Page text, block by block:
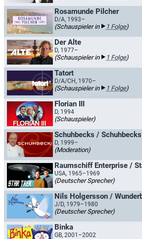
Rosamunde Pilcher
D/A, 1993–
(Schauspieler in 1 Folge)
Der Alte
D, 1977–
(Schauspieler in 1 Folge)
Tatort
D/A/CH, 1970–
(Schauspieler in 1 Folge)
Florian III
D, 1994
(Schauspieler)
D, 1999–
(Moderation)
Raumschiff Enterprise /
USA, 1965–1969
(Deutscher Sprecher)
J/D, 1979–1980
(Deutscher Sprecher)
Binka
GB, 2001–2002